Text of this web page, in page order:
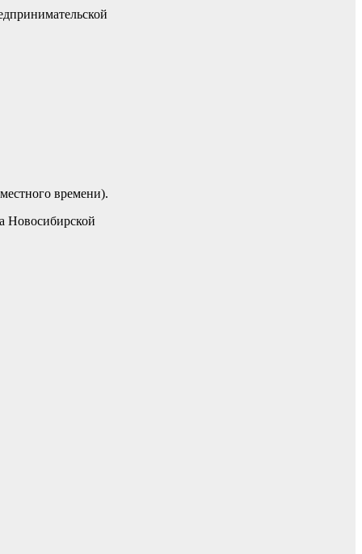
времени).
Новосибирской